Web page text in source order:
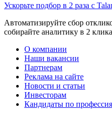
Ускорьте подбор в 2 раза с
Автоматизируйте сбор
собирайте аналитику в 2 клика
О компании
Наши вакансии
Партнерам
Реклама на сайте
Новости и статьи
Инвесторам
Кандидаты по